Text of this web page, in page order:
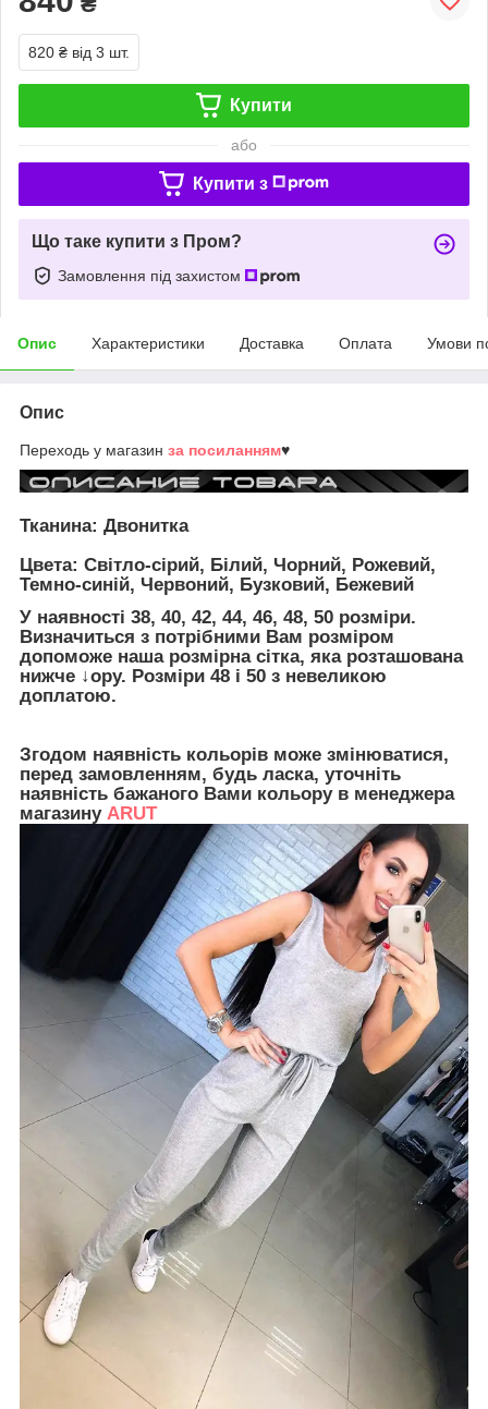
820 ₴ від 3 шт.
Купити
або
Купити з
Що таке купити з Пром?
Замовлення під захистом
Опис Характеристики Доставка Оплата Умови
Опис
Переходь у магазин за посиланням♥
Тканина: Двонитка
Цвета: Світло-сірий, Білий, Чорний, Рожевий,
Темно-синій, Червоний, Бузковий, Бежевий
У наявності 38, 40, 42, 44, 46, 48, 50 розміри.
Визначиться з потрібними Вам розміром
допоможе наша розмірна сітка, яка розташована
нижче ↓ору. Розміри 48 і 50 з невеликою
доплатою.
Згодом наявність кольорів може змінюватися,
перед замовленням, будь ласка, уточніть
наявність бажаного Вами кольору в менеджера
магазину ARUT